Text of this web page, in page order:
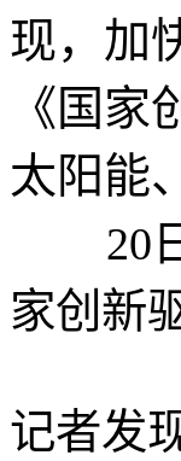
现，加
《国
太阳能
20日
家创新
记者发